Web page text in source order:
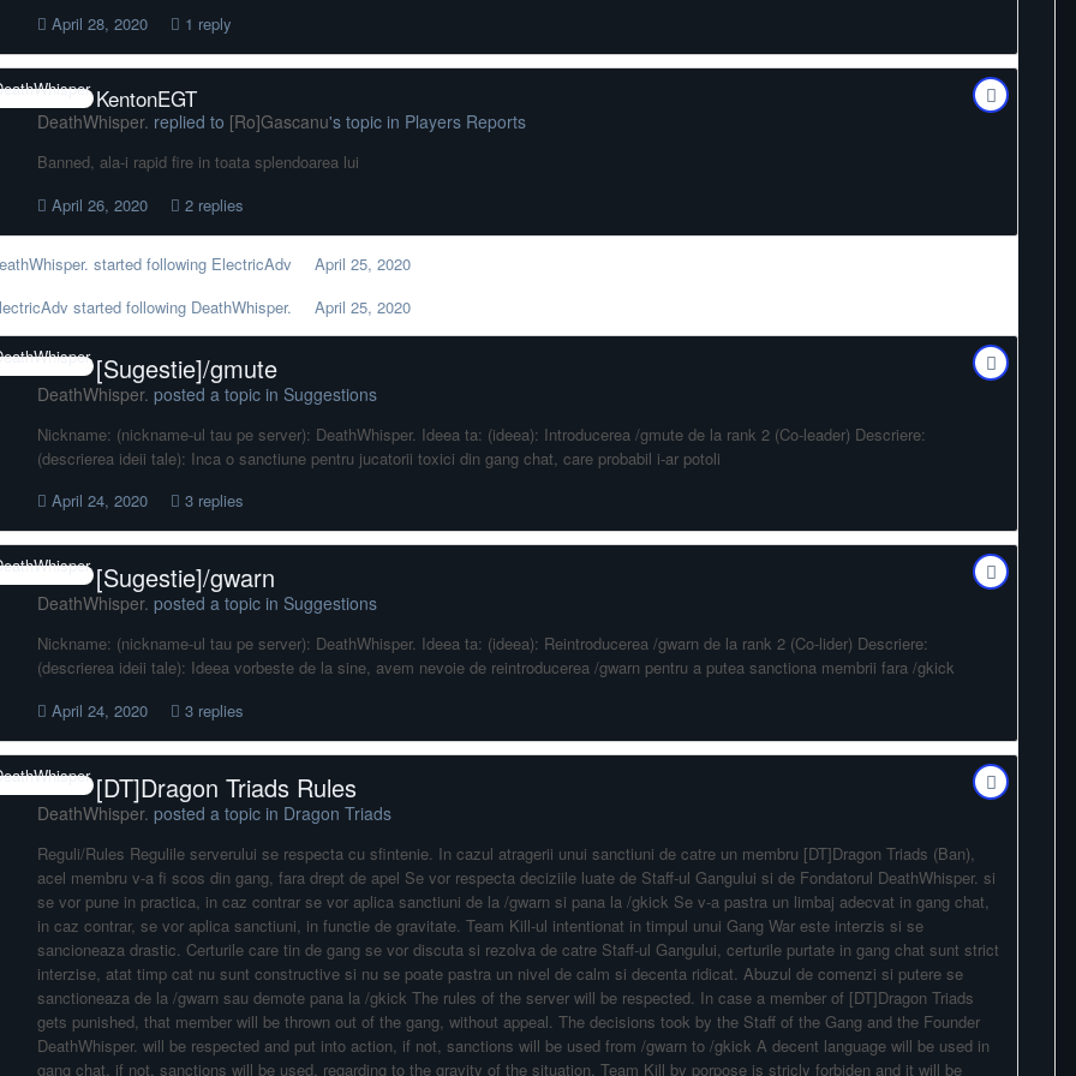
April 28, 2020 1 reply
KentonEGT
DeathWhisper. replied to [Ro]Gascanu's topic in Players Reports
Banned, ala-i rapid fire in toata splendoarea lui
April 26, 2020
2 replies
started following ElectricAdv
April 25, 2020
started following DeathWhisper. April 25, 2020
[Sugestie]/gmute
DeathWhisper. posted a topic in Suggestions
Nickname: (nickname-ul tau pe server): DeathWhisper. Ideea ta: (ideea): Introducerea /gmute de la rank 2 (Co-leader) Descriere:
(descrierea ideii tale): Inca o sanctiune pentru jucatorii toxici din gang chat, care probabil i-ar potoli
April 24, 2020
3 replies
[Sugestie]/gwarn
DeathWhisper. posted a topic in Suggestions
Nickname: (nickname-ul tau pe server): DeathWhisper. Ideea ta: (ideea): Reintroducerea /gwarn de la rank 2 (Co-lider) Descriere:
(descrierea ideii tale): Ideea vorbeste de la sine, avem nevoie de reintroducerea /gwarn pentru a putea sanctiona membrii fara /gkick
April 24, 2020
3 replies
[DT]Dragon Triads Rules
DeathWhisper. posted a topic in Dragon Triads
Reguli/Rules Regulile serverului se respecta cu sfintenie. In cazul atragerii unui sanctiuni de catre un membru [DT]Dragon Triads (Ban),
acel membru v-a fi scos din gang, fara drept de apel Se vor respecta deciziile luate de Staff-ul Gangului si de Fondatorul DeathWhisper. si
se vor pune in practica, in caz contrar se vor aplica sanctiuni de la /gwarn si pana la /gkick Se v-a pastra un limbaj adecvat in gang chat,
in caz contrar, se vor aplica sanctiuni, in functie de gravitate. Team Kill-ul intentionat in timpul unui Gang War este interzis si se
sancioneaza drastic. Certurile care tin de gang se vor discuta si rezolva de catre Staff-ul Gangului, certurile purtate in gang chat sunt strict
interzise, atat timp cat nu sunt constructive si nu se poate pastra un nivel de calm si decenta ridicat. Abuzul de comenzi si putere se
sanctioneaza de la /gwarn sau demote pana la /gkick The rules of the server will be respected. In case a member of [DT]Dragon Triads
gets punished, that member will be thrown out of the gang, without appeal. The decisions took by the Staff of the Gang and the Founder
DeathWhisper. will be respected and put into action, if not, sanctions will be used from /gwarn to /gkick A decent language will be used in
gang chat, if not, sanctions will be used, regarding to the gravity of the situation. Team Kill by porpose is stricly forbiden and it will be